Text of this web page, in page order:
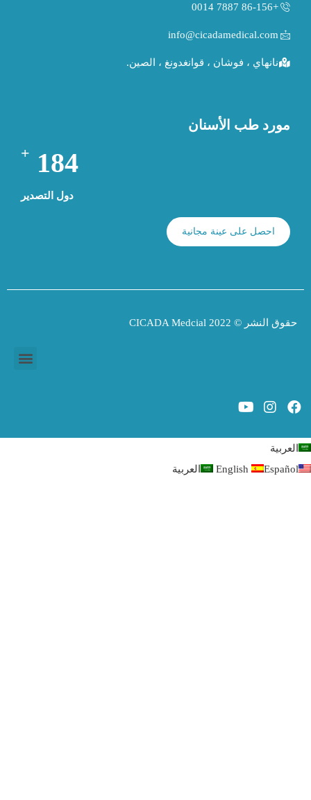
+86-156 7887 0014
info@cicadamedical.com
نانهاي ، فوشان ، قوانغدونغ ، الصين.
مورد طب الأسنان
194
+
دول التصدير
احصل على عينة مجانية
حقوق النشر © 2022 CICADA Medcial
العربية
English
Español العربية